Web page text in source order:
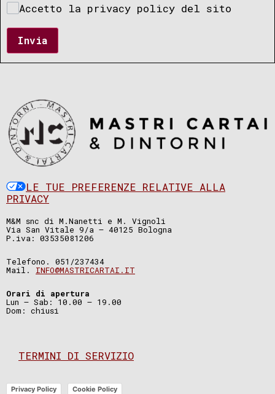
Accetto la privacy policy del sito
Invia
LE TUE PREFERENZE RELATIVE ALLA
PRIVACY
M&M snc di M.Nanetti e M. Vignoli
Via San Vitale 9/a – 40125 Bologna
P.iva: 03535081206
Telefono. 051/237434
Mail. INFO@MASTRICARTAI.IT
Orari di apertura
Lun – Sab: 10.00 – 19.00
Dom: chiusi
TERMINI DI SERVIZIO
Privacy Policy Cookie Policy